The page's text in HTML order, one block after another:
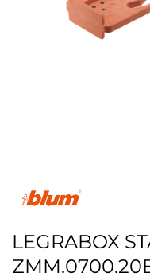
LEGRABOX